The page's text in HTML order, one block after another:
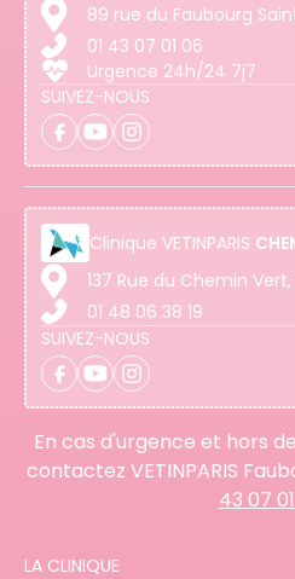
89 rue du Faubourg
01 43 07 01 06
Urgence 24h/24 7j7
SUIVEZ-NOUS
Clinique VETINPARIS
137 Rue du Chemin Vert,
01 48 06 38 19
SUIVEZ-NOUS
En cas d'urgence et hors
contactez VETINPARIS
43 07
LA CLINIQUE